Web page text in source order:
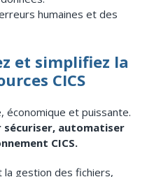
humaines et des
et simplifiez la
CICS
économique et puissante.
sécuriser, automatiser
CICS.
la gestion des fichiers,